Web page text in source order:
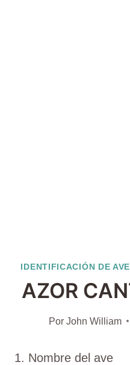
IDENTIFICACIÓN DE
AZOR
Por John William
1. Nombre del ave